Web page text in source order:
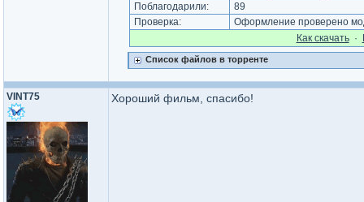
Поблагодарили:
89
Проверка:
Оформление проверено
Как cкачать·
Список файлов в торренте
VINT75 Хороший фильм, спасибо!